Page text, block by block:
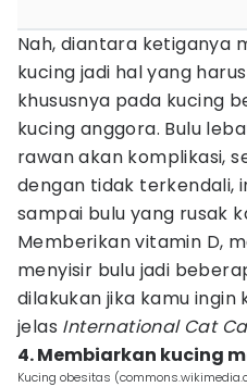
Nah, diantara ketiganya
kucing jadi hal yang
khususnya pada kucing
kucing anggora. Bulu
rawan akan komplikasi,
dengan tidak terkendali,
sampai bulu yang rusak
Memberikan vitamin D,
menyisir bulu jadi
dilakukan jika kamu
jelas International Cat
4. Membiarkan kucing
Kucing obesitas